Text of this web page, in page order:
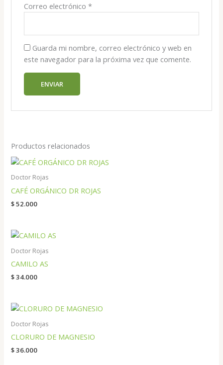
Correo electrónico *
Guarda mi nombre, correo electrónico y web en
este navegador para la próxima vez que comente.
Productos relacionados
Doctor Rojas
CAFÉ ORGÁNICO DR ROJAS
$52.000
Doctor Rojas
CAMILO AS
$34.000
Doctor Rojas
CLORURO DE MAGNESIO
$36.000